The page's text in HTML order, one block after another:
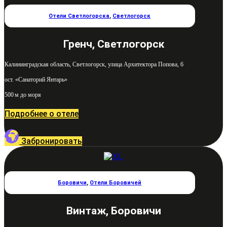
Отели Светлогорска, Светлогорск
Гренч, Светлогорск
Калининградская область, Светлогорск, улица Архитектора Попова, 6
ост. «Санаторий Янтарь»
500 м до моря
Подробнее о отеле
Забронировать
Боровичи, Отели Боровичей
Винтаж, Боровичи